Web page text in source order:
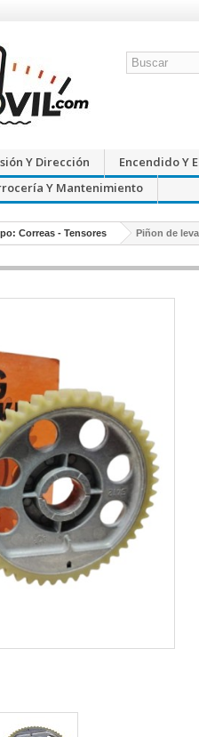
Y Dirección Encendido Y
Y Mantenimiento
Correas - Tensores Piñon de